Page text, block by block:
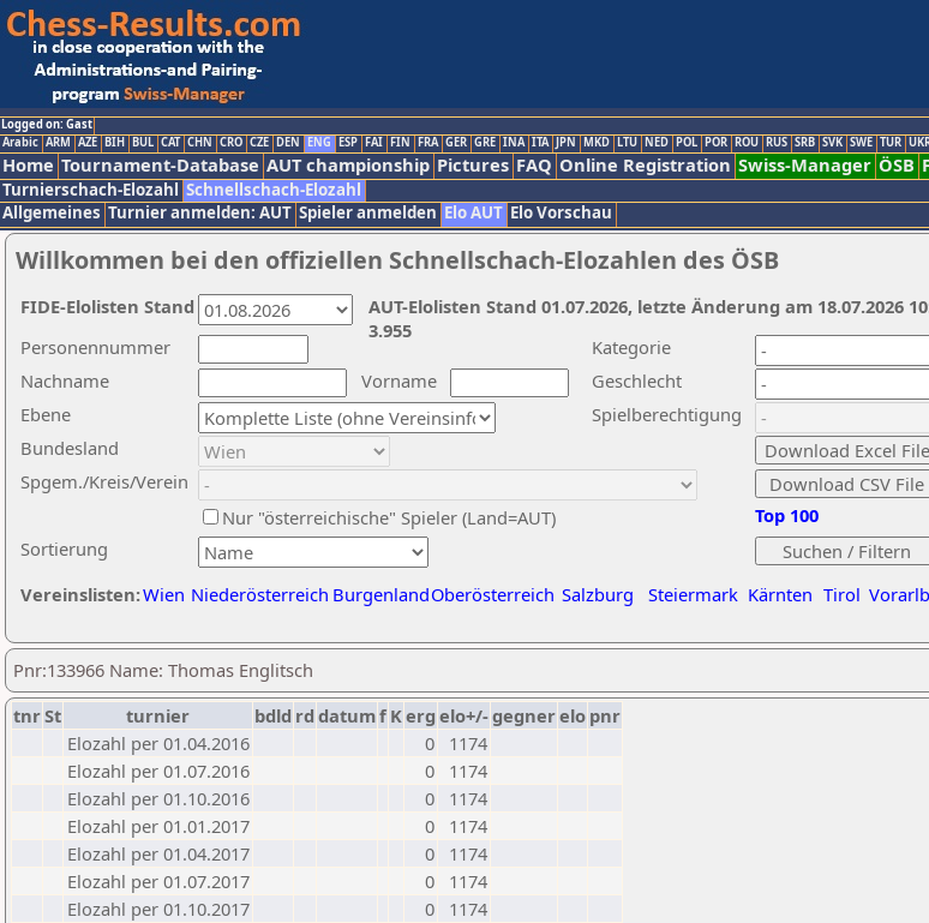
Logged on: Gast
Arabic ARM AZE BIH BUL CAT CHN CRO CZE DEN ENG ESP FAI FIN FRA GER GRE INA ITA JPN MKD LTU NED POL POR ROU RUS SRB SVK SWE TUR
Home Tournament-Database AUT championship Pictures FAQ Online Registration Swiss-Manager ÖSB
Turnierschach-Elozahl Schnellschach-Elozahl
Allgemeines Turnier anmelden: AUT Spieler anmelden Elo AUT Elo Vorschau
Willkommen bei den offiziellen Schnellschach-Elozahlen des ÖSB
Nachname
Vorname
Ebene
Kategorie
Sortierung
Personennummer
Bundesland
Spgem./Kreis/Verein
Geschlecht
Nur "österreichische" Spieler (Land=AUT)
Spielberechtigung
Vereinslisten:Wien Niederösterreich BurgenlandOberösterreich Salzburg Steiermark Kärnten Tirol
Top 100
AUT-Elolisten Stand 01.07.2026, letzte Änderung am 18.07.2026
3.955
FIDE-Elolisten Stand
Pnr:133966 Name: Thomas Englitsch
tnrSt turnier bdld rd datumf Kerg elo+/-gegnerelo pnr
Elozahl per 01.04.2016
0
1174
Elozahl per 01.07.2016
0
1174
Elozahl per 01.10.2016
0
1174
Elozahl per 01.01.2017
0
1174
Elozahl per 01.04.2017
0
1174
Elozahl per 01.07.2017
0
1174
Elozahl per 01.10.2017
0
1174